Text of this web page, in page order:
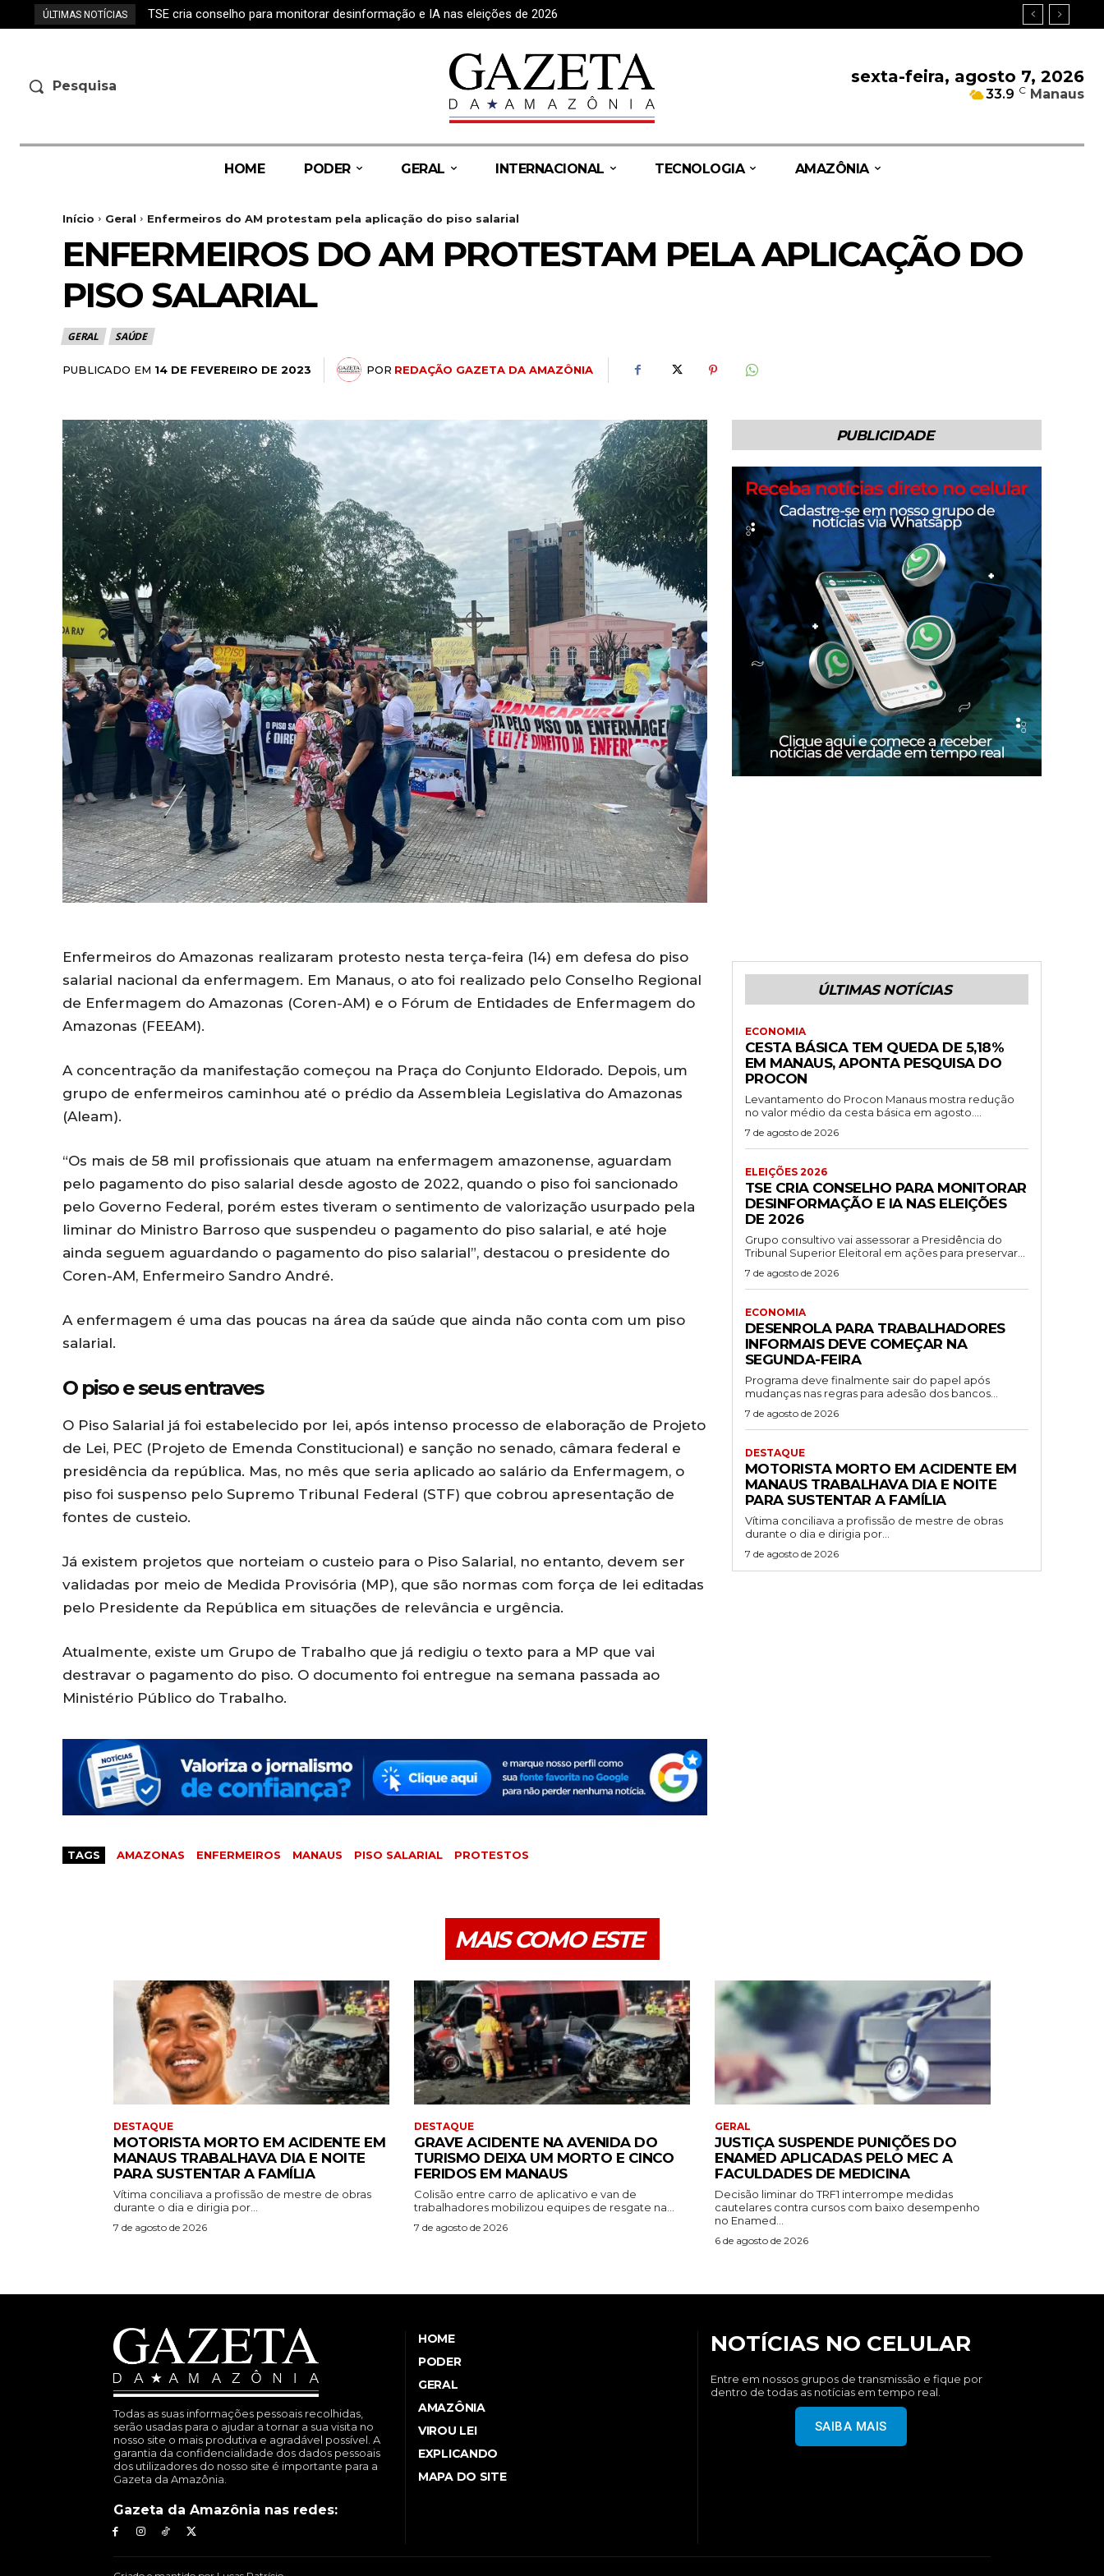
ÚLTIMAS NOTÍCIAS TSE cria conselho para monitorar desinformação e IA nas eleições de 2026
Pesquisa sexta-feira, agosto 7, 2026
33.9 C Manaus
HOME PODER GERAL INTERNACIONAL TECNOLOGIA AMAZÔNIA
Início Geral Enfermeiros do AM protestam pela aplicação do piso salarial
ENFERMEIROS DO AM PROTESTAM PELA APLICAÇÃO DO
PISO SALARIAL
GERAL SAÚDE
PUBLICADO EM 14 DE FEVEREIRO DE 2023 POR REDAÇÃO GAZETA DA AMAZÔNIA
PUBLICIDADE
Enfermeiros do Amazonas realizaram protesto nesta terça-feira (14) em defesa do piso
salarial nacional da enfermagem. Em Manaus, o ato foi realizado pelo Conselho Regional
de Enfermagem do Amazonas (Coren-AM) e o Fórum de Entidades de Enfermagem do
Amazonas (FEEAM).
A concentração da manifestação começou na Praça do Conjunto Eldorado. Depois, um
grupo de enfermeiros caminhou até o prédio da Assembleia Legislativa do Amazonas
(Aleam).
“Os mais de 58 mil profissionais que atuam na enfermagem amazonense, aguardam
pelo pagamento do piso salarial desde agosto de 2022, quando o piso foi sancionado
pelo Governo Federal, porém estes tiveram o sentimento de valorização usurpado pela
liminar do Ministro Barroso que suspendeu o pagamento do piso salarial, e até hoje
ainda seguem aguardando o pagamento do piso salarial”, destacou o presidente do
Coren-AM, Enfermeiro Sandro André.
A enfermagem é uma das poucas na área da saúde que ainda não conta com um piso
salarial.
O piso e seus entraves
O Piso Salarial já foi estabelecido por lei, após intenso processo de elaboração de Projeto
de Lei, PEC (Projeto de Emenda Constitucional) e sanção no senado, câmara federal e
presidência da república. Mas, no mês que seria aplicado ao salário da Enfermagem, o
piso foi suspenso pelo Supremo Tribunal Federal (STF) que cobrou apresentação de
fontes de custeio.
Já existem projetos que norteiam o custeio para o Piso Salarial, no entanto, devem ser
validadas por meio de Medida Provisória (MP), que são normas com força de lei editadas
pelo Presidente da República em situações de relevância e urgência.
Atualmente, existe um Grupo de Trabalho que já redigiu o texto para a MP que vai
destravar o pagamento do piso. O documento foi entregue na semana passada ao
Ministério Público do Trabalho.
TAGS AMAZONAS ENFERMEIROS MANAUS PISO SALARIAL PROTESTOS
ÚLTIMAS NOTÍCIAS
ECONOMIA
CESTA BÁSICA TEM QUEDA DE 5,18%
EM MANAUS, APONTA PESQUISA DO
PROCON
Levantamento do Procon Manaus mostra redução
no valor médio da cesta básica em agosto....
7 de agosto de 2026
ELEIÇÕES 2026
TSE CRIA CONSELHO PARA MONITORAR
DESINFORMAÇÃO E IA NAS ELEIÇÕES
DE 2026
Grupo consultivo vai assessorar a Presidência do
Tribunal Superior Eleitoral em ações para preservar...
7 de agosto de 2026
ECONOMIA
DESENROLA PARA TRABALHADORES
INFORMAIS DEVE COMEÇAR NA
SEGUNDA-FEIRA
Programa deve finalmente sair do papel após
mudanças nas regras para adesão dos bancos...
7 de agosto de 2026
DESTAQUE
MOTORISTA MORTO EM ACIDENTE EM
MANAUS TRABALHAVA DIA E NOITE
PARA SUSTENTAR A FAMÍLIA
Vítima conciliava a profissão de mestre de obras
durante o dia e dirigia por...
7 de agosto de 2026
MAIS COMO ESTE
DESTAQUE
MOTORISTA MORTO EM ACIDENTE EM
MANAUS TRABALHAVA DIA E NOITE
PARA SUSTENTAR A FAMÍLIA
Vítima conciliava a profissão de mestre de obras
durante o dia e dirigia por...
7 de agosto de 2026
DESTAQUE
GRAVE ACIDENTE NA AVENIDA DO
TURISMO DEIXA UM MORTO E CINCO
FERIDOS EM MANAUS
Colisão entre carro de aplicativo e van de
trabalhadores mobilizou equipes de resgate na...
7 de agosto de 2026
GERAL
JUSTIÇA SUSPENDE PUNIÇÕES DO
ENAMED APLICADAS PELO MEC A
FACULDADES DE MEDICINA
Decisão liminar do TRF1 interrompe medidas
cautelares contra cursos com baixo desempenho
no Enamed...
6 de agosto de 2026
Todas as suas informações pessoais recolhidas,
serão usadas para o ajudar a tornar a sua visita no
nosso site o mais produtiva e agradável possível. A
garantia da confidencialidade dos dados pessoais
dos utilizadores do nosso site é importante para a
Gazeta da Amazônia.
Gazeta da Amazônia nas redes:
HOME
PODER
GERAL
AMAZÔNIA
VIROU LEI
EXPLICANDO
MAPA DO SITE
NOTÍCIAS NO CELULAR
Entre em nossos grupos de transmissão e fique por
dentro de todas as notícias em tempo real.
SAIBA MAIS